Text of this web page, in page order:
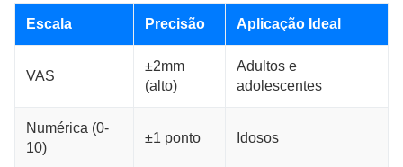
Escala Precisão Aplicação Ideal
VAS
±2mm
(alto)
Adultos e
adolescentes
Numérica (0-
10)
±1 ponto Idosos